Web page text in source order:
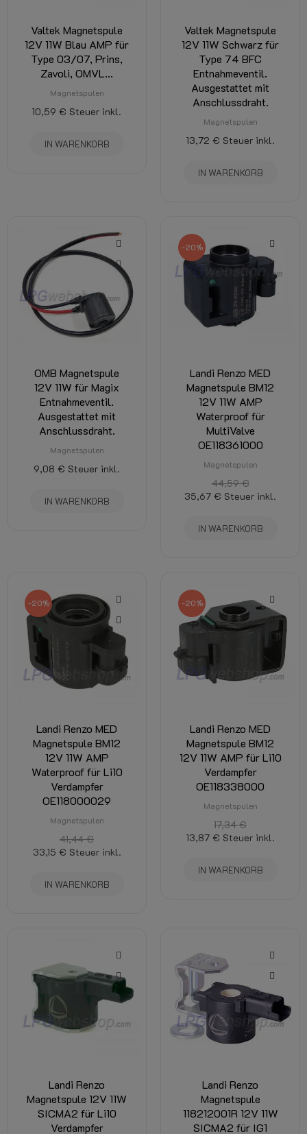
Valtek Magnetspule
12V 11W Blau AMP für
Type 03/07, Prins,
Zavoli, OMVL...
Magnetspulen
10,59 € Steuer inkl.
IN WARENKORB
Valtek Magnetspule
12V 11W Schwarz für
Type 74 BFC
Entnahmeventil.
Ausgestattet mit
Anschlussdraht.
Magnetspulen
13,72 € Steuer inkl.
IN WARENKORB
OMB Magnetspule
12V 11W für Magix
Entnahmeventil.
Ausgestattet mit
Anschlussdraht.
Magnetspulen
9,08 € Steuer inkl.
IN WARENKORB
-20%
Landi Renzo MED
Magnetspule BM12
12V 11W AMP
Waterproof für
MultiValve
OE118361000
Magnetspulen
44,59 €
35,67 € Steuer inkl.
IN WARENKORB
-20%
Landi Renzo MED
Magnetspule BM12
12V 11W AMP
Waterproof für Li10
Verdampfer
OE118000029
Magnetspulen
41,44 €
33,15 € Steuer inkl.
IN WARENKORB
-20%
Landi Renzo MED
Magnetspule BM12
12V 11W AMP für Li10
Verdampfer
OE118338000
Magnetspulen
17,34 €
13,87 € Steuer inkl.
IN WARENKORB
Landi Renzo
Magnetspule 12V 11W
SICMA2 für Li10
Verdampfer
Landi Renzo
Magnetspule
118212001R 12V 11W
SICMA2 für IG1